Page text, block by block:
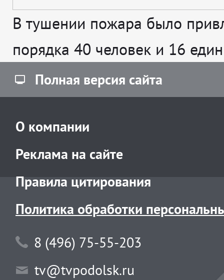
В тушении пожара было
порядка 40 человек и 16
Полная версия сайта
О компании
Реклама на сайте
Правила цитирования
Политика обработки
8 (496) 75-55-203
tv@tvpodolsk.ru